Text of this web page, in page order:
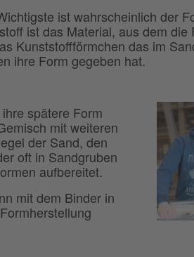
ist wahrscheinlich der
ist das Material, aus dem die
Kunststoffförmchen das im
ihre Form gegeben hat.
spätere Form
mit weiteren
der Sand, den
oft in Sandgruben
aufbereitet.
mit dem Binder in